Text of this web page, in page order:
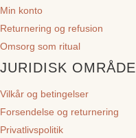
Min konto
Returnering og refusion
Omsorg som ritual
JURIDISK OMRÅDE
Vilkår og betingelser
Forsendelse og returnering
Privatlivspolitik